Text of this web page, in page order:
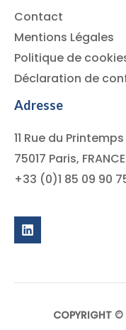
Contact
Mentions Légales
Politique de
Déclaration de
Adresse
11 Rue du Printemps
75017 Paris, FRANCE
+33 (0)1 85 09 90
COPYRIGHT ©